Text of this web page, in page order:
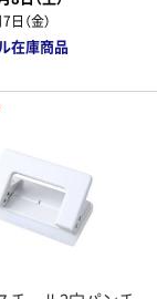
日（金）
在庫商品